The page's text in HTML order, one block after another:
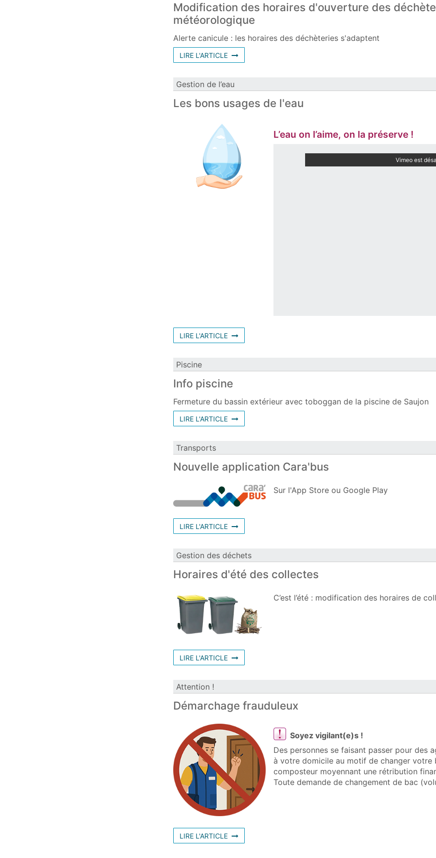
Modification des horaires d'ouverture des
météorologique
Alerte canicule : les horaires des déchèteries s'adaptent
LIRE L'ARTICLE593254
Gestion de l’eau
Les bons usages de l'eau
L’eau on l’aime, on la préserve !
Vimeo est
LIRE L'ARTICLE390196
Piscine
Info piscine
Fermeture du bassin extérieur avec toboggan de la piscine de Saujon
LIRE L'ARTICLE619080
Transports
Nouvelle application Cara'bus
Sur l'App Store ou Google Play
LIRE L'ARTICLE618520
Gestion des déchets
Horaires d'été des collectes
C’est l’été : modification des horaires de
LIRE L'ARTICLE608321
Attention !
Démarchage frauduleux
Soyez vigilant(e)s !
Des personnes se faisant passer pour des
à votre domicile au motif de changer
composteur moyennant une rétribution
Toute demande de changement de bac
LIRE L'ARTICLE588125